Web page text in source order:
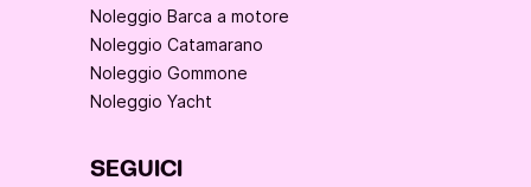
Noleggio Barca a motore
Noleggio Catamarano
Noleggio Gommone
Noleggio Yacht
SEGUICI